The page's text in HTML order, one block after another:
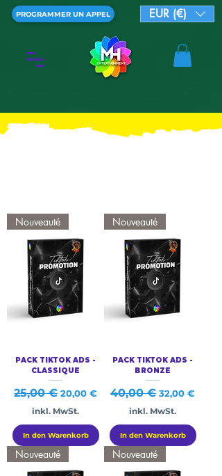
PROGRAMMER UN APPEL EUR (€)
Nouveauté
PACK TIKTOK ADS -
CLASSIQUE
Standardpreis
25,00 € Sale-Preis
20,00 €
inkl. MwSt.
In den Warenkorb
Nouveauté
PACK TIKTOK ADS -
BRONZE
Standardpreis
40,00 € Sale-Preis
32,00 €
inkl. MwSt.
In den Warenkorb
Nouveauté Nouveauté